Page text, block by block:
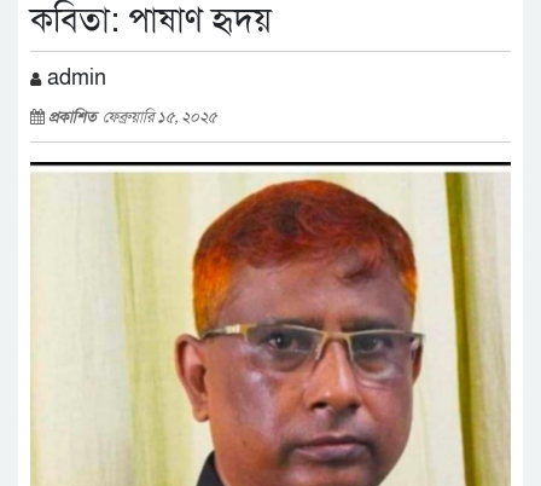
কবিতা: পাষাণ হৃদয়
admin
প্রকাশিত ফেব্রুয়ারি ১৫, ২০২৫